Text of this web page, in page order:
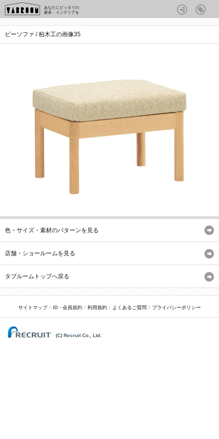
あなたにピッタリの
家具・インテリアを
ビーソファ / 柏木工の画像35
色・サイズ・素材のパターンを見る
店舗・ショールームを見る
タブルームトップへ戻る
サイトマップ ID・会員規約 利用規約 よくあるご質問 プライバシーポリシー
(C) Recruit Co., Ltd.